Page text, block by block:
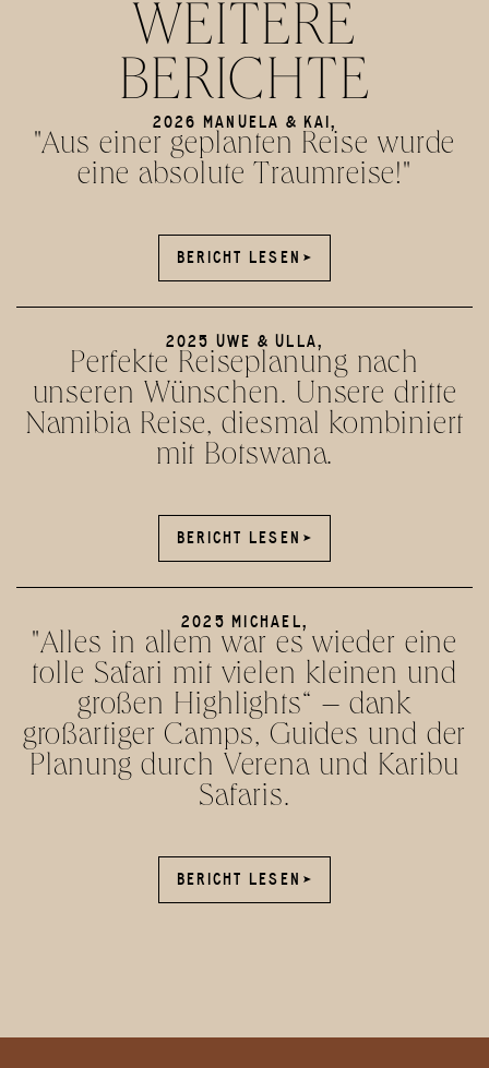
WEITERE
BERICHTE
2026 MANUELA & KAI,
"Aus einer geplanten Reise wurde
eine absolute Traumreise!"
BERICHT LESEN
BERICHT LESEN
2025 UWE & ULLA,
Perfekte Reiseplanung nach
unseren Wünschen. Unsere dritte
Namibia Reise, diesmal kombiniert
mit Botswana.
BERICHT LESEN
BERICHT LESEN
2025 MICHAEL,
"Alles in allem war es wieder eine
tolle Safari mit vielen kleinen und
großen Highlights“ – dank
großartiger Camps, Guides und der
Planung durch Verena und Karibu
Safaris.
BERICHT LESEN
BERICHT LESEN